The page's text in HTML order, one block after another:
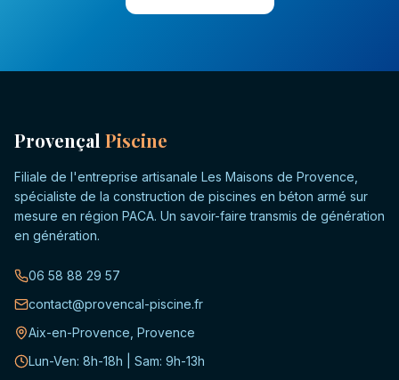
Provençal Piscine
Filiale de l'entreprise artisanale Les Maisons de Provence,
spécialiste de la construction de piscines en béton armé sur
mesure en région PACA. Un savoir-faire transmis de génération
en génération.
06 58 88 29 57
contact@provencal-piscine.fr
Aix-en-Provence, Provence
Lun-Ven: 8h-18h | Sam: 9h-13h